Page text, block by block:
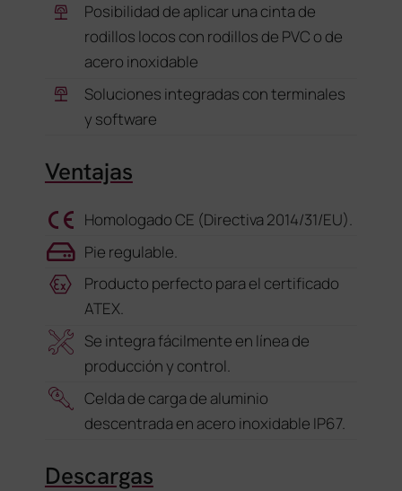
Posibilidad de aplicar una cinta de
rodillos locos con rodillos de PVC o de
acero inoxidable
Soluciones integradas con terminales
y software
Ventajas
Homologado CE (Directiva 2014/31/EU).
Pie regulable.
Producto perfecto para el certificado
ATEX.
Se integra fácilmente en línea de
producción y control.
Celda de carga de aluminio
descentrada en acero inoxidable IP67.
Descargas